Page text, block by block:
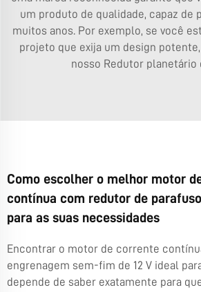
um produto de qualidade, capaz de
muitos anos. Por exemplo, se você
projeto que exija um design
nosso Redutor planetário
Como escolher o melhor motor
contínua com redutor de
para as suas necessidades
Encontrar o motor de corrente
engrenagem sem-fim de 12 V ideal
depende de saber exatamente para